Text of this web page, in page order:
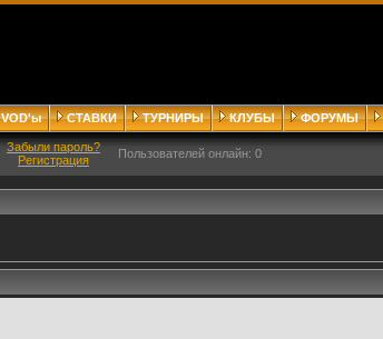
VOD'ы СТАВКИ ТУРНИРЫ КЛУБЫ ФОРУМЫ
Забыли пароль?
Регистрация
Пользователей онлайн: 0